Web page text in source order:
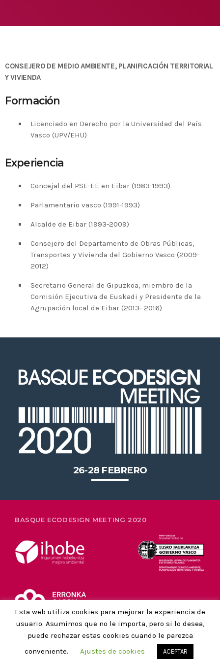
1
El Basque Ecodesign Meeting
2020 celebrará en Bilbao los 20
años de liderazgo en innovación
medioambiental de las empresas
vascas
CONSEJERO DE MEDIO AMBIENTE, PLANIFICACIÓN TERRITORIAL
Y VIVIENDA
Formación
Licenciado en Derecho por la Universidad del País
Vasco (UPV/EHU)
Experiencia
Concejal del PSE-EE en Eibar (1983-1993)
Parlamentario vasco (1991-1993)
Alcalde de Eibar (1993-2009)
Consejero del Departamento de Obras Públicas,
Transportes y Vivienda del Gobierno Vasco (2009-
2012)
Secretario General de Gipuzkoa, miembro de la
Comisión Ejecutiva de Euskadi y Presidente de la
Agrupación local de Eibar (2013- 2016)
26-28 FEBRERO
BASQUE ECODESIGN MEETING 2020
AVISO LEGAL Y POLÍTICA DE PRIVACIDAD
Esta web utiliza cookies para mejorar la experiencia de
usuario. Asumimos que no le importa, pero si lo desea,
puede rechazar estas cookies cuando le parezca
conveniente.
Ajustes de cookies ACEPTAR